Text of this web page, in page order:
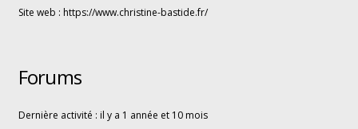
Site web : https://www.christine-bastide.fr/
Forums
Dernière activité : il y a 1 année et 10 mois